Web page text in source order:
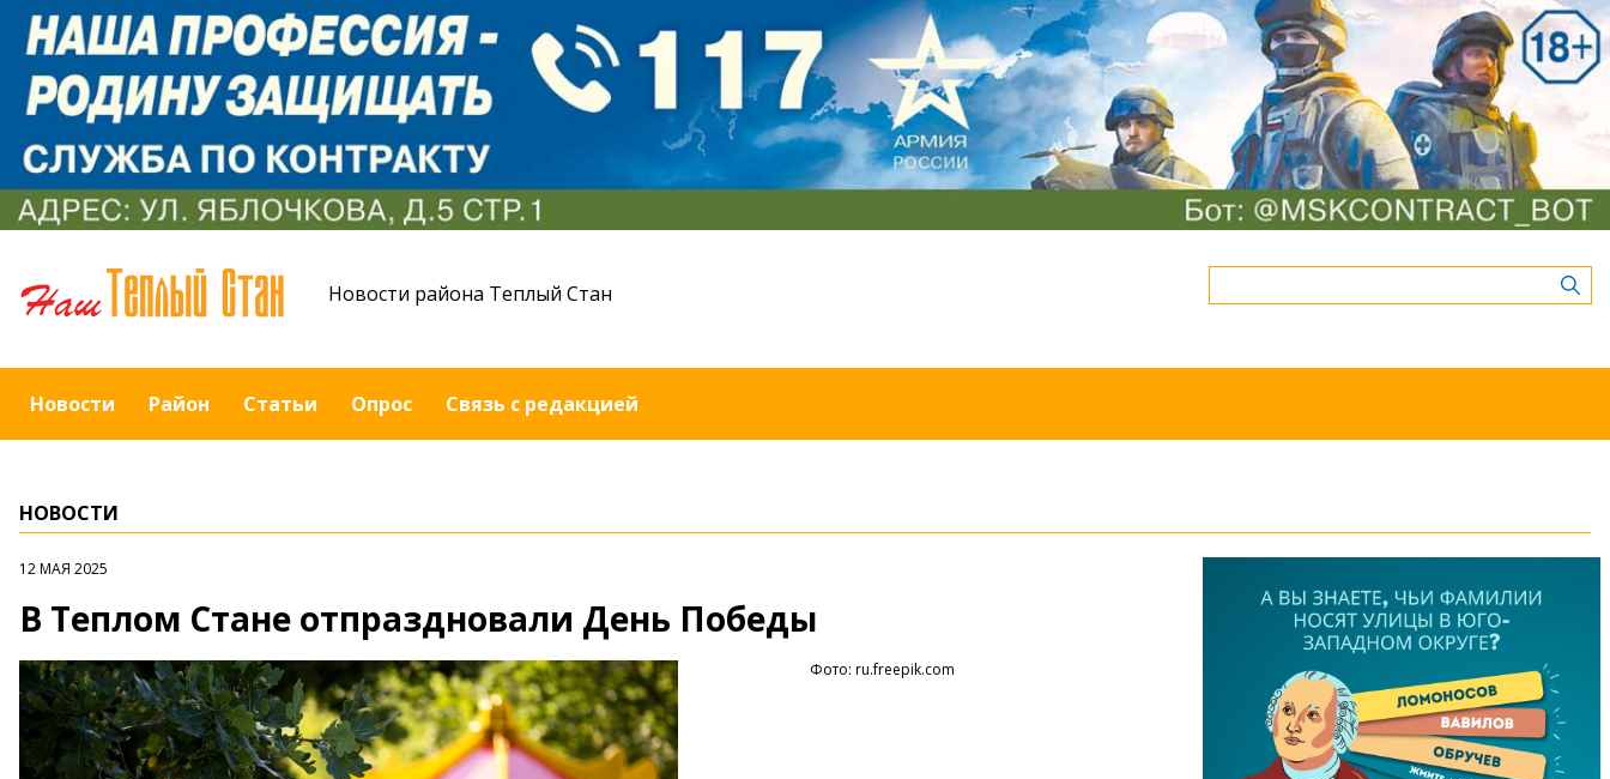
Новости района Теплый Стан
Новости Район Статьи Опрос Связь с редакцией
НОВОСТИ
12 МАЯ 2025
В Теплом Стане отпраздновали День Победы
Фото: ru.freepik.com